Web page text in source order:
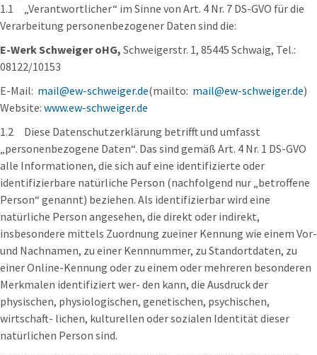
1.1 „Verantwortlicher“ im Sinne von Art. 4 Nr. 7 DS-GVO für die
Verarbeitung personenbezogener Daten sind die:
E-Werk Schweiger oHG, Schweigerstr. 1, 85445 Schwaig, Tel.:
08122/10153
E-Mail: mail@ew-schweiger.de(mailto: mail@ew-schweiger.de)
Website: www.ew-schweiger.de
1.2 Diese Datenschutzerklärung betrifft und umfasst
„personenbezogene Daten“. Das sind gemäß Art. 4 Nr. 1 DS-GVO
alle Informationen, die sich auf eine identifizierte oder
identifizierbare natürliche Person (nachfolgend nur „betroffene
Person“ genannt) beziehen. Als identifizierbar wird eine
natürliche Person angesehen, die direkt oder indirekt,
insbesondere mittels Zuordnung zueiner Kennung wie einem Vor-
und Nachnamen, zu einer Kennnummer, zu Standortdaten, zu
einer Online-Kennung oder zu einem oder mehreren besonderen
Merkmalen identifiziert wer- den kann, die Ausdruck der
physischen, physiologischen, genetischen, psychischen,
wirtschaft- lichen, kulturellen oder sozialen Identität dieser
natürlichen Person sind.